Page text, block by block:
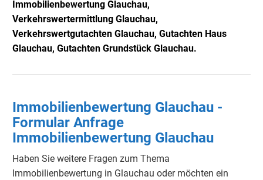
Immobilienbewertung Glauchau,
Verkehrswertermittlung Glauchau,
Verkehrswertgutachten Glauchau, Gutachten Haus
Glauchau, Gutachten Grundstück Glauchau.
Immobilienbewertung Glauchau -
Formular Anfrage
Immobilienbewertung Glauchau
Haben Sie weitere Fragen zum Thema
Immobilienbewertung in Glauchau oder möchten ein